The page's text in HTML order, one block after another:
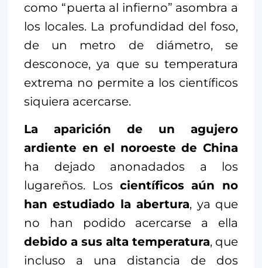
como “puerta al infierno” asombra a
los locales. La profundidad del foso,
de un metro de diámetro, se
desconoce, ya que su temperatura
extrema no permite a los científicos
siquiera acercarse.
La aparición de un agujero
ardiente en el noroeste de China
ha dejado anonadados a los
lugareños. Los científicos aún no
han estudiado la abertura, ya que
no han podido acercarse a ella
debido a sus alta temperatura, que
incluso a una distancia de dos